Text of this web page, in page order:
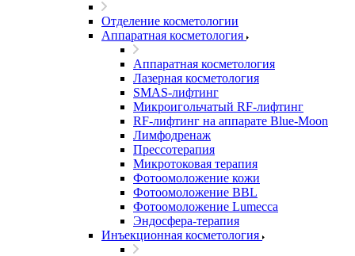
Отделение косметологии
Аппаратная косметология
Аппаратная косметология
Лазерная косметология
SMAS-лифтинг
Микроигольчатый RF-лифтинг
RF-лифтинг на аппарате Blue-Moon
Лимфодренаж
Прессотерапия
Микротоковая терапия
Фотоомоложение кожи
Фотоомоложение BBL
Фотоомоложение Lumecca
Эндосфера-терапия
Инъекционная косметология